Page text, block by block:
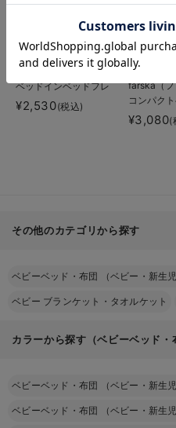
farska（ファルスカ）
ベッドインベッドフレ
ックス用敷きパッド
Cool
¥2,530(税込)
farska（フ
コンパク
きパッド
¥3,080(
その他のカテゴリから探す
ベビーベッド・布団 （ベビー・新生児
ベビー ブランケット・タオルケット
カラーから探す（ベビーベッド・
ベビーベッド・布団 （ベビー・新生児
ベビーベッド・布団 （ベビー・新生児
お気に入り